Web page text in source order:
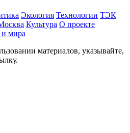
Экология Технологии ТЭК
Культура О проекте
и мира
материалов, указывайте,